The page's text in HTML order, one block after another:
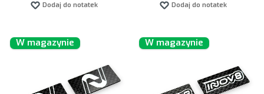
Dodaj do notatek Dodaj do notatek
W magazynie W magazynie